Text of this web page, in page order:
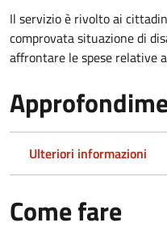
Il servizio è rivolto ai
comprovata situazione di
affrontare le spese relative
Ulteriori informazioni
Come fare